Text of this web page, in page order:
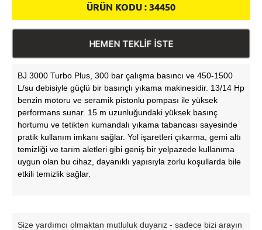
ÜRÜN KODU :34450
HEMEN TEKLİF İSTE
BJ 3000 Turbo Plus, 300 bar çalışma basıncı ve 450-1500
L/su debisiyle güçlü bir basınçlı yıkama makinesidir. 13/14 Hp
benzin motoru ve seramik pistonlu pompası ile yüksek
performans sunar. 15 m uzunluğundaki yüksek basınç
hortumu ve tetikten kumandalı yıkama tabancası sayesinde
pratik kullanım imkanı sağlar. Yol işaretleri çıkarma, gemi altı
temizliği ve tarım aletleri gibi geniş bir yelpazede kullanıma
uygun olan bu cihaz, dayanıklı yapısıyla zorlu koşullarda bile
etkili temizlik sağlar.
Size yardımcı olmaktan mutluluk duyarız - sadece bizi arayın